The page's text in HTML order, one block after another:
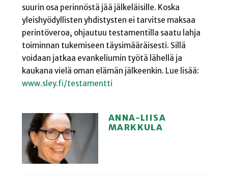
suurin osa perinnöstä jää jälkeläisille. Koska
yleishyödyllisten yhdistysten ei tarvitse maksaa
perintöveroa, ohjautuu testamentilla saatu lahja
toiminnan tukemiseen täysimääräisesti. Sillä
voidaan jatkaa evankeliumin työtä lähellä ja
kaukana vielä oman elämän jälkeenkin. Lue lisää:
www.sley.fi/testamentti
ANNA-LIISA
MARKKULA